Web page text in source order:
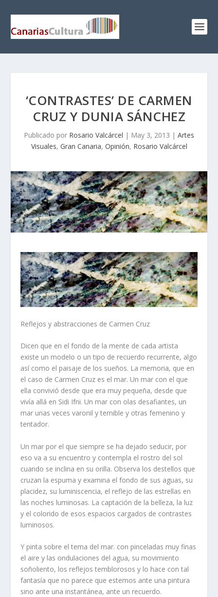
‘CONTRASTES’ DE CARMEN
CRUZ Y DUNIA SÁNCHEZ
Publicado por Rosario Valcárcel | May 3, 2013 | Artes
Visuales, Gran Canaria, Opinión, Rosario Valcárcel
Reflejos y abstracciones de Carmen Cruz
Dicen que en el fondo de la mente de cada artista
existe un modelo o un tipo de recuerdo recurrente, algo
así como el paisaje de los sueños. La memoria, que en
el caso de Carmen Cruz es el mar. Un mar con el que
ella convivió desde que era muy pequeña, desde que
vivía allá en Sidi Ifni. Un mar con olas desafiantes, un
mar unas veces varonil y temible y otras femenino y
tentador.
Un mar por el que siempre se ha dejado seducir, por
eso va a su encuentro y contempla el rostro del sol
cuando se inclina en su orilla. Observa los destellos que
cruzan la espuma y examina el fondo de sus aguas, su
placidez, su luminiscencia, el reflejo de las estrellas en
las noches luminosas. La captación de la belleza, la luz
y el colorido de esos espacios cargados de contrastes
luminosos.
Y pinta sobre el tema del mar. con pinceladas muy finas
el aire y las ondulaciones del agua, su movimiento
soñoliento, los reflejos temblorosos y lo hace con tal
fantasía que no parece que estemos ante una pintura
sino ante una instantánea, ante un recuerdo.